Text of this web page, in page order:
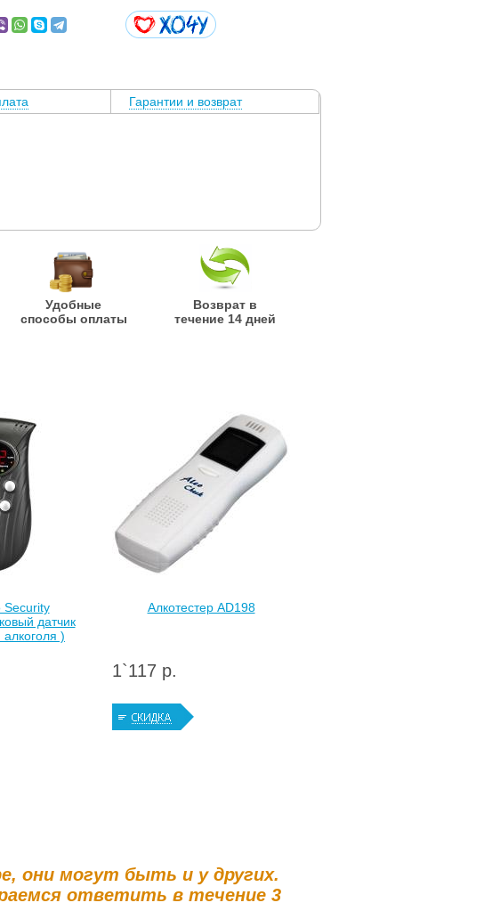
Гарантии и возврат
Удобные
способы оплаты
Возврат в
течение 14 дней
Security
датчик
)
Алкотестер AD198
1`117 р.
они могут быть и у других.
ответить в течение 3